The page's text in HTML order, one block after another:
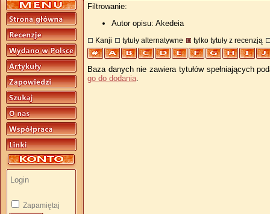
Zapamiętaj
Filtrowanie:
Autor opisu: Akedeia
Kanji tytuły alternatywne tylko tytuły z recenzją
Baza danych nie zawiera tytułów spełniających
go do dodania.